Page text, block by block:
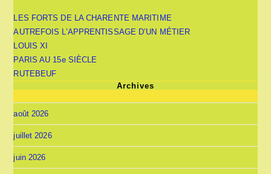
LES FORTS DE LA CHARENTE MARITIME
AUTREFOIS L’APPRENTISSAGE D’UN MÉTIER
LOUIS XI
PARIS AU 15e SIÈCLE
RUTEBEUF
Archives
août 2026
juillet 2026
juin 2026